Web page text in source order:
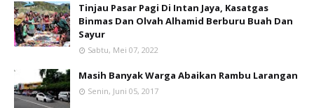
Tinjau Pasar Pagi Di Intan Jaya, Kasatgas
Binmas Dan Olvah Alhamid Berburu Buah Dan
Sayur
Sabtu, Mei 07, 2022
Masih Banyak Warga Abaikan Rambu Larangan
Senin, Juni 05, 2017